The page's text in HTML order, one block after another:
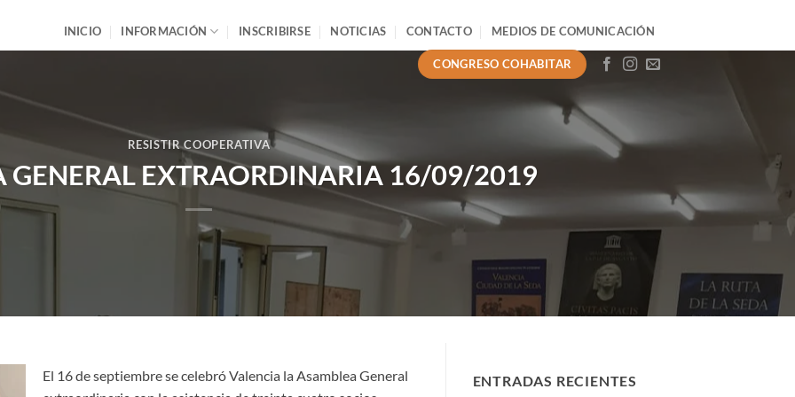
INICIO INFORMACIÓN INSCRIBIRSE NOTICIAS CONTACTO MEDIOS DE COMUNICACIÓN
CONGRESO COHABITAR
RESISTIR COOPERATIVA
GENERAL EXTRAORDINARIA 16/09/2019
El 16 de septiembre se celebró Valencia la Asamblea General
ENTRADAS RECIENTES